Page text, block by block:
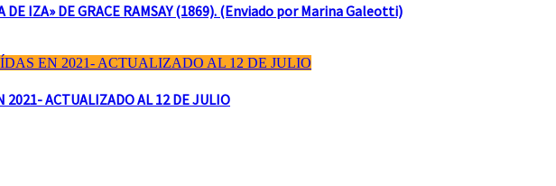
DE IZA» DE GRACE RAMSAY (1869). (Enviado por Marina Galeotti)
2021- ACTUALIZADO AL 12 DE JULIO